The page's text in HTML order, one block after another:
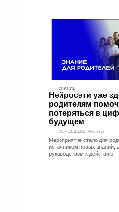
ЗНАНИЕ
Нейросети уже
родителям
потеряться в
будущем
595 • 10.11.2025 - Институт
Мероприятие стало для
источником новых знаний,
руководством к действию